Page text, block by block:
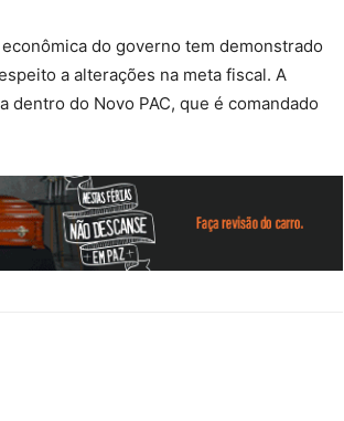
do governo tem demonstrado
a alterações na meta fiscal. A
do Novo PAC, que é comandado